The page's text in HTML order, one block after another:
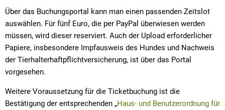
Über das Buchungsportal kann man einen passenden Zeitslot
auswählen. Für fünf Euro, die per PayPal überwiesen werden
müssen, wird dieser reserviert. Auch der Upload erforderlicher
Papiere, insbesondere Impfausweis des Hundes und Nachweis
der Tierhalterhaftpflichtversicherung, ist über das Portal
vorgesehen.
Weitere Voraussetzung für die Ticketbuchung ist die
Bestätigung der entsprechenden „Haus- und Benutzerordnung für